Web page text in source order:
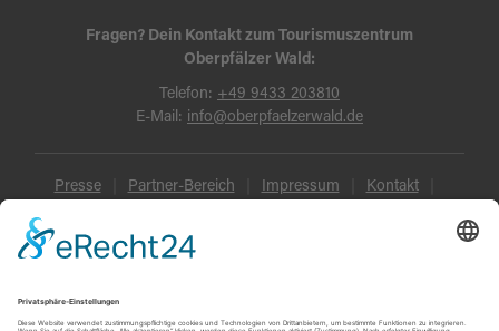
Fragen? Dein Kontakt zum Tourismuszentrum
Oberpfälzer Wald:
Telefon: +49 9433 203810
E-Mail: info@oberpfaelzerwald.de
Presse Partner-Bereich Impressum Kontakt
Datenschutz